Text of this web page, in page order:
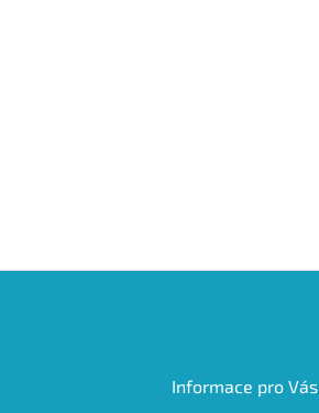
Informace pro Vás